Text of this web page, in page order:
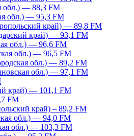
обл.) — 88,3 FM
обл.) — 95,3 FM
край) — 89,8 FM
край) — 93,1 FM
обл.) — 96,6 FM
обл.) — 96,5 FM
обл.) — 89,2 FM
обл.) — 97,1 FM
край) — 101,1 FM
FM
край) – 89,2 FM
обл.) — 94,0 FM
обл.) — 103,3 FM